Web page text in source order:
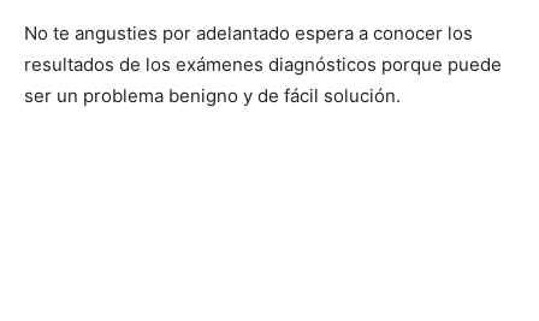
No te angusties por adelantado espera a conocer los
resultados de los exámenes diagnósticos porque puede
ser un problema benigno y de fácil solución.